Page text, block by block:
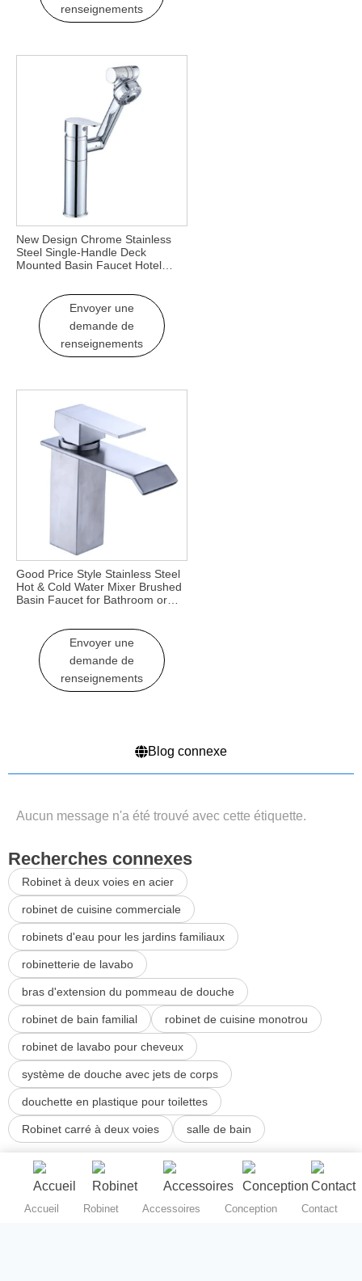
renseignements
New Design Chrome Stainless
Steel Single-Handle Deck
Mounted Basin Faucet Hotel
Envoyer une
demande de
renseignements
Good Price Style Stainless Steel
Hot & Cold Water Mixer Brushed
Basin Faucet for Bathroom or
Envoyer une
demande de
renseignements
Blog connexe
Aucun message n'a été trouvé avec cette étiquette.
Recherches connexes
Robinet à deux voies en acier
robinet de cuisine commerciale
robinets d'eau pour les jardins familiaux
robinetterie de lavabo
bras d'extension du pommeau de douche
robinet de bain familial robinet de cuisine monotrou
robinet de lavabo pour cheveux
système de douche avec jets de corps
douchette en plastique pour toilettes
Robinet carré à deux voies salle de bain
Accueil Robinet Accessoires Conception Contact